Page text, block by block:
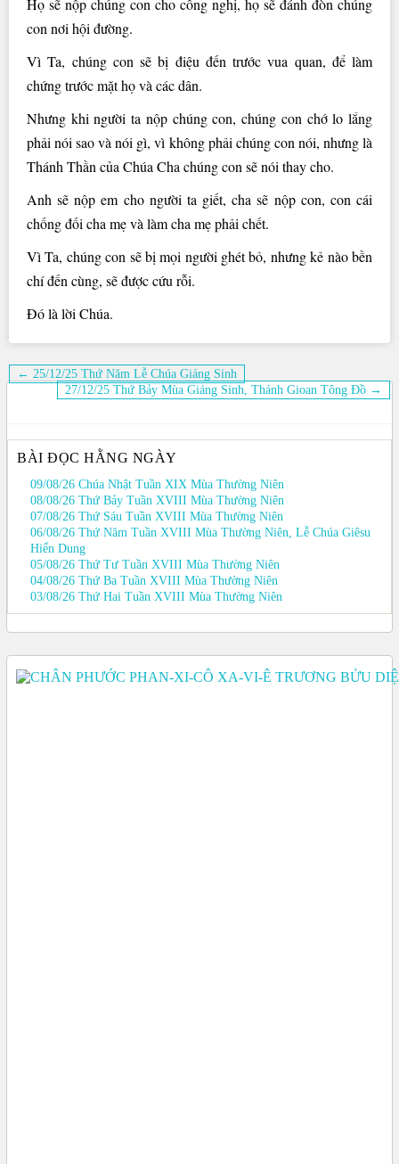
Họ sẽ nộp chúng con cho công nghị, họ sẽ đánh đòn chúng
con nơi hội đường.
Vì Ta, chúng con sẽ bị điệu đến trước vua quan, để làm
chứng trước mặt họ và các dân.
Nhưng khi người ta nộp chúng con, chúng con chớ lo lắng
phải nói sao và nói gì, vì không phải chúng con nói, nhưng là
Thánh Thần của Chúa Cha chúng con sẽ nói thay cho.
Anh sẽ nộp em cho người ta giết, cha sẽ nộp con, con cái
chống đối cha mẹ và làm cha mẹ phải chết.
Vì Ta, chúng con sẽ bị mọi người ghét bỏ, nhưng kẻ nào bền
chí đến cùng, sẽ được cứu rỗi.
Ðó là lời Chúa.
Điều
← 25/12/25 Thứ Năm Lễ Chúa Giáng Sinh
27/12/25 Thứ Bảy Mùa Giáng Sinh, Thánh Gioan Tông Ðồ →
BÀI ĐỌC HẰNG NGÀY
09/08/26 Chúa Nhật Tuần XIX Mùa Thường Niên
08/08/26 Thứ Bảy Tuần XVIII Mùa Thường Niên
07/08/26 Thứ Sáu Tuần XVIII Mùa Thường Niên
06/08/26 Thứ Năm Tuần XVIII Mùa Thường Niên, Lễ Chúa Giêsu
Hiển Dung
05/08/26 Thứ Tư Tuần XVIII Mùa Thường Niên
04/08/26 Thứ Ba Tuần XVIII Mùa Thường Niên
03/08/26 Thứ Hai Tuần XVIII Mùa Thường Niên